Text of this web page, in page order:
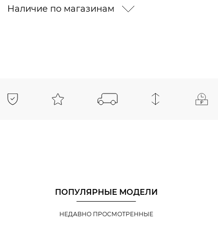
Наличие по магазинам
ПОПУЛЯРНЫЕ МОДЕЛИ
НЕДАВНО ПРОСМОТРЕННЫЕ